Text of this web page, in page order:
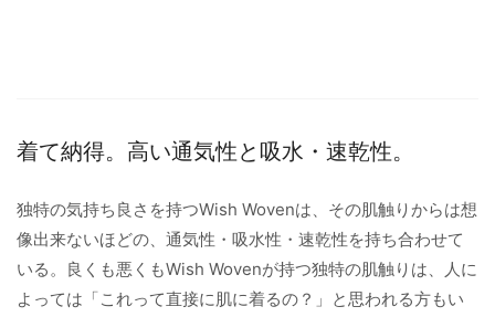
着て納得。高い通気性と吸水・速乾性。
独特の気持ち良さを持つWish Wovenは、その肌触りからは想
像出来ないほどの、通気性・吸水性・速乾性を持ち合わせて
いる。良くも悪くもWish Wovenが持つ独特の肌触りは、人に
よっては「これって直接に肌に着るの？」と思われる方もい